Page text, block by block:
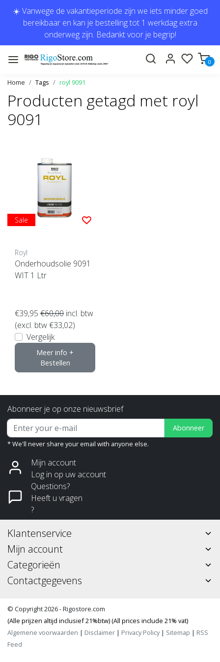
☀️ Vanwege de vakantieperiode zijn we iets minder goed
bereikbaar en kan je bestelling tot 1 werkdag extra
onderweg zijn. Bedankt voor je begrip!
0
Home Tags royl 9091
Producten getagd met royl
9091
Sale
Royl
Onderhoudsolie 9091
WIT 1 Ltr
€39,95 €60,00 incl. btw
(excl. btw €33,02)
Vergelijk
Meer info +
Bestellen
Abonneer je op onze nieuwsbrief
Abonneer
* We'll never share your email with anyone else.
Mijn account
Log in op uw account
Questions?
Heeft u vragen
?
Klantenservice
Mijn account
Categorieën
Contactgegevens
© Copyright 2026 - Rigostore.com
(Alle prijzen altijd inclusief 21%btw) (All prices include 21% vat)
Algemene voorwaarden | Disclaimer | Privacy Policy| Sitemap | RSS
Feed